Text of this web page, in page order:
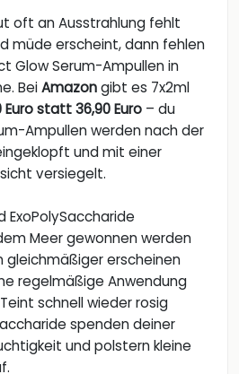
oft an Ausstrahlung fehlt
müde erscheint, dann fehlen
Glow Serum-Ampullen in
BeiAmazongibt es 7x2ml
Euro statt 36,90 Euro – du
Ampullen werden nach der
und mit einer
versiegelt.
ExoPolySaccharide
Meer gewonnen werden
gleichmäßiger erscheinen
regelmäßige Anwendung
schnell wieder rosig
spenden deiner
und polstern kleine